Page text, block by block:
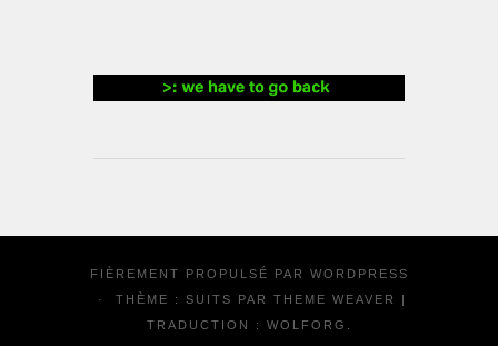
FIÈREMENT PROPULSÉ PAR WORDPRESS
·
THÈME : SUITS PAR THEME WEAVER
TRADUCTION : WOLFORG